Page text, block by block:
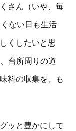
さん（いや、毎
ない日も生活
くしたいと思
台所周りの道
料の収集を、も
ッと豊かにして